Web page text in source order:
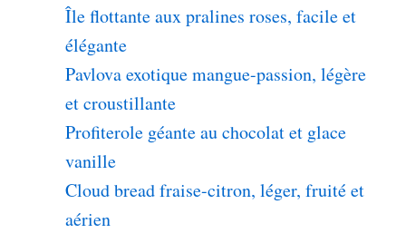
Île flottante aux pralines roses, facile et
élégante
Pavlova exotique mangue-passion, légère
et croustillante
Profiterole géante au chocolat et glace
vanille
Cloud bread fraise-citron, léger, fruité et
aérien